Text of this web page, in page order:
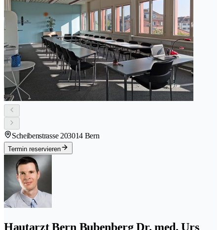
Scheibenstrasse 203014 Bern
Termin reservieren
Hautarzt Bern Bubenberg Dr. med. Urs